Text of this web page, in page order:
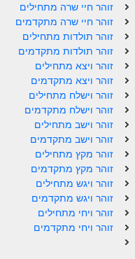
פרשת שמיני מתקדמים
ספר הזוהר פרשת תזריע למתחילים
ספר הזוהר פרשת תזריע למתקדמים
זוהר מצורע מתחילים
זוהר מצורע למתקדמים
זוהר אחרי מות למתחילים
זוהר אחרי מות למתקדמים
הזוהר הקדוש – קדושים למתחילים
הזוהר הקדוש – קדושים למתקדמים
זוהר חיי שרה מתחילים
זוהר חיי שרה מתקדמים
זוהר תולדות מתחילים
זוהר תולדות מתקדמים
זוהר ויצא מתחילים
זוהר ויצא מתקדמים
זוהר וישלח מתחילים
זוהר וישלח מתקדמים
זוהר וישב מתחילים
זוהר וישב מתקדמים
זוהר מקץ מתחילים
זוהר מקץ מתקדמים
זוהר ויגש מתחילים
זוהר ויגש מתקדמים
זוהר ויחי מתחילים
זוהר ויחי מתקדמים